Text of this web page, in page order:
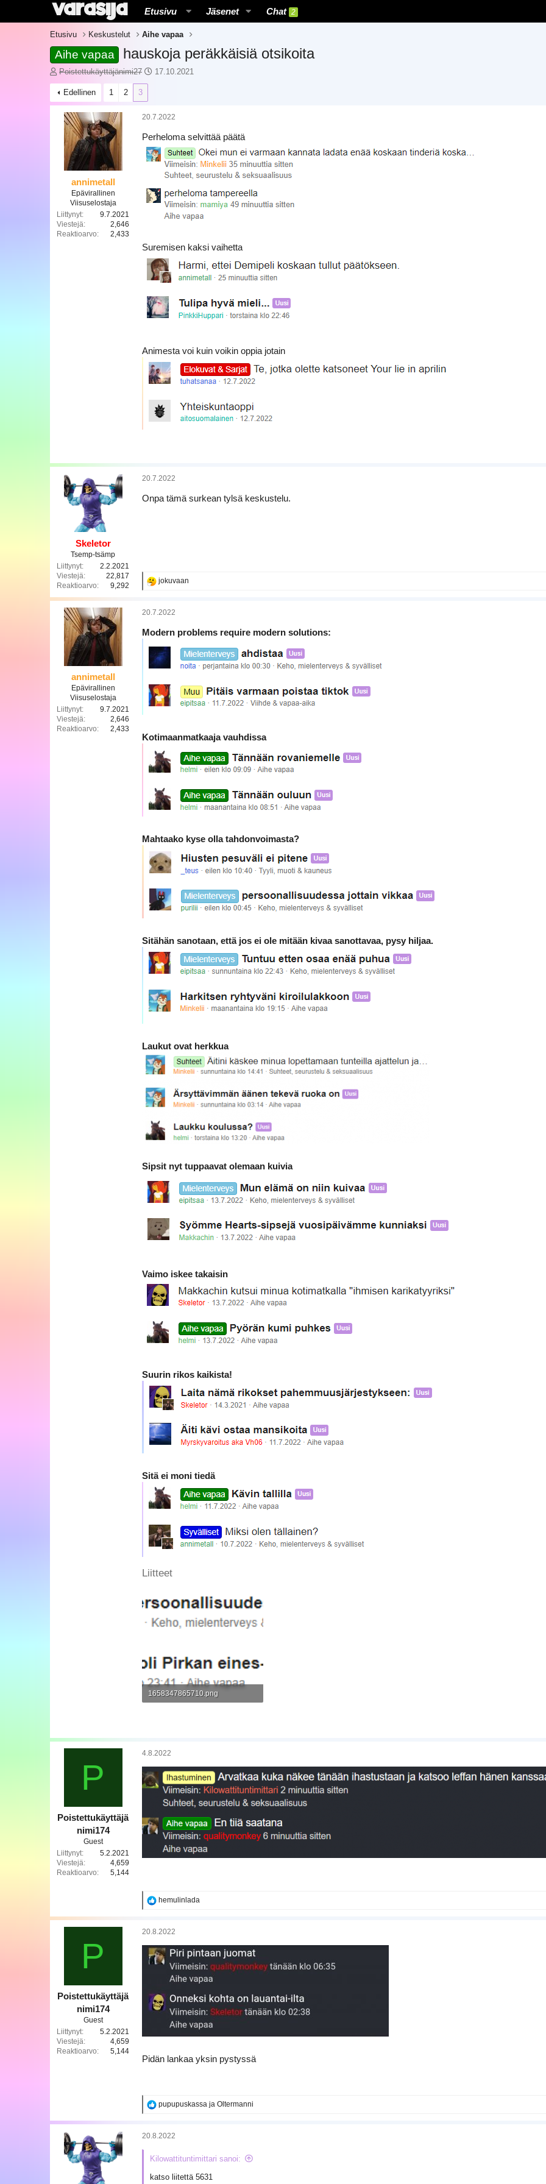
Etusivu Jäsenet Chat 2
Etusivu Keskustelut Aihe vapaa
Aihe vapaa hauskoja peräkkäisiä otsikoita
K
e
s
k
o
i
t
Poistettukäyttäjänimi27
A
t
s
p
ä
ä
m
ä
17.10.2021
Edellinen 1 2 3
annimetall
Epävirallinen
Viisuselostaja
Liittynyt
9.7.2021
Viestejä
2,646
Reaktioarvo
2,433
20.7.2022
Perheloma selvittää päätä
Suremisen kaksi vaihetta
Animesta voi kuin voikin oppia jotain
Skeletor
Tsemp-tsämp
Liittynyt
2.2.2021
Viestejä
22,817
Reaktioarvo
9,292
20.7.2022
Onpa tämä surkean tylsä keskustelu.
R
k
i
o
t
:
jokuvaan
annimetall
Epävirallinen
Viisuselostaja
Liittynyt
9.7.2021
Viestejä
2,646
Reaktioarvo
2,433
20.7.2022
Modern problems require modern solutions:
Kotimaanmatkaaja vauhdissa
Mahtaako kyse olla tahdonvoimasta?
Sitähän sanotaan, että jos ei ole mitään kivaa sanottavaa, pysy hiljaa.
Laukut ovat herkkua
Sipsit nyt tuppaavat olemaan kuivia
Vaimo iskee takaisin
Suurin rikos kaikista!
Sitä ei moni tiedä
Liitteet
1658347865710.png
P
Poistettukäyttäjä
nimi174
Guest
Liittynyt
5.2.2021
Viestejä
4,659
Reaktioarvo
5,144
4.8.2022
R
k
i
o
hemulinlada
P
Poistettukäyttäjä
nimi174
Guest
Liittynyt
5.2.2021
Viestejä
4,659
Reaktioarvo
5,144
20.8.2022
Pidän lankaa yksin pystyssä
R
k
o
:
pupupuskassa ja Oltermanni
20.8.2022
Kilowattituntimittari sanoi:
katso liitettä 5631